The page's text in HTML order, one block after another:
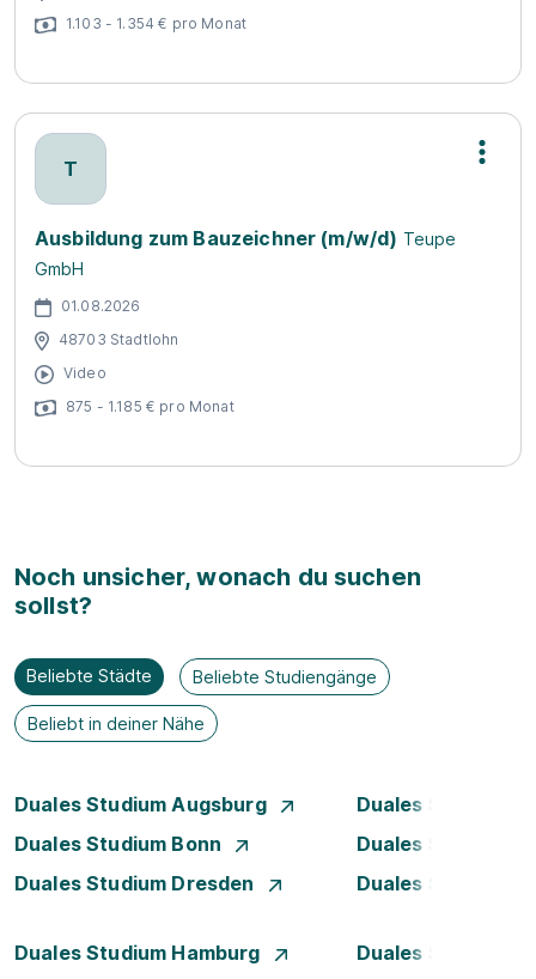
1.103 - 1.354 € pro Monat
T
Ausbildung zum Bauzeichner (m/w/d) Teupe
GmbH
01.08.2026
48703 Stadtlohn
Video
875 - 1.185 € pro Monat
Noch unsicher, wonach du suchen
sollst?
Beliebte Städte Beliebte Studiengänge
Beliebt in deiner Nähe
Duales Studium Augsburg
Duales Studium
Duales Studium Bonn
Duales Studium
Duales Studium Dresden
Duales Studium
Duales Studium Hamburg
Duales Studium